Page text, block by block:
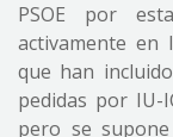
PSOE por
activamente en
que han
pedidas por IU-
pero se